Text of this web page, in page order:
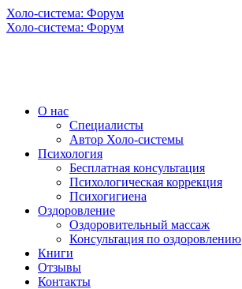
Холо-система: Форум
Холо-система: Форум
О нас
Специалисты
Автор Холо-системы
Психология
Бесплатная консультация
Психологическая коррекция
Психогигиена
Оздоровление
Оздоровительный массаж
Консультация по оздоровлению
Книги
Отзывы
Контакты